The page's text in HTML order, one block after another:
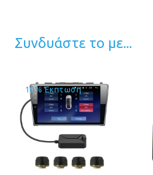
Συνδυάστε το με...
10% Έκπτωση